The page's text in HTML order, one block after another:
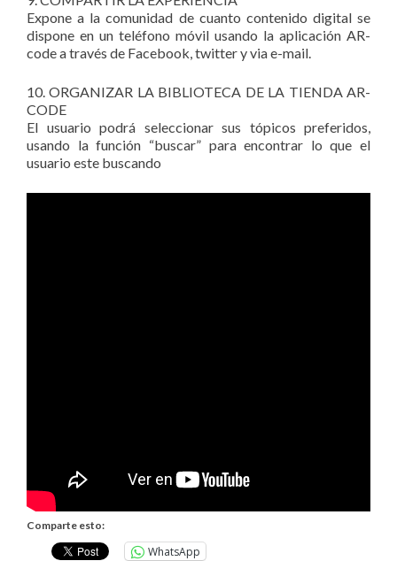
Expone a la comunidad de cuanto contenido digital se
dispone en un teléfono móvil usando la aplicación AR-
code a través de Facebook, twitter y via e-mail.
10. ORGANIZAR LA BIBLIOTECA DE LA TIENDA AR-
CODE
El usuario podrá seleccionar sus tópicos preferidos,
usando la función “buscar” para encontrar lo que el
usuario este buscando
Comparte esto:
WhatsApp